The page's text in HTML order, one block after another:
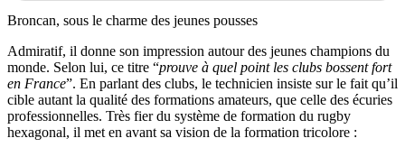
Broncan, sous le charme des jeunes pousses
Admiratif, il donne son impression autour des jeunes champions du
monde. Selon lui, ce titre “prouve à quel point les clubs bossent fort
en France”. En parlant des clubs, le technicien insiste sur le fait qu’il
cible autant la qualité des formations amateurs, que celle des écuries
professionnelles. Très fier du système de formation du rugby
hexagonal, il met en avant sa vision de la formation tricolore :